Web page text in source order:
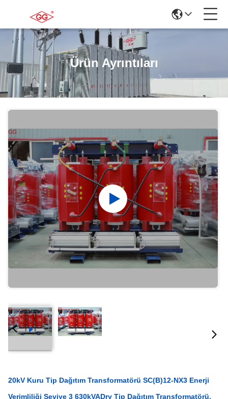
Ürün Ayrıntıları
20kV Kuru Tip Dağıtım Transformatörü SC(B)12-NX3 Enerji
Verimliliği Seviye 3 630kVADry Tip Dağıtım Transformatörü,